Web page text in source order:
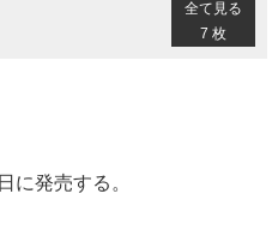
全て見る
7 枚
に発売する。